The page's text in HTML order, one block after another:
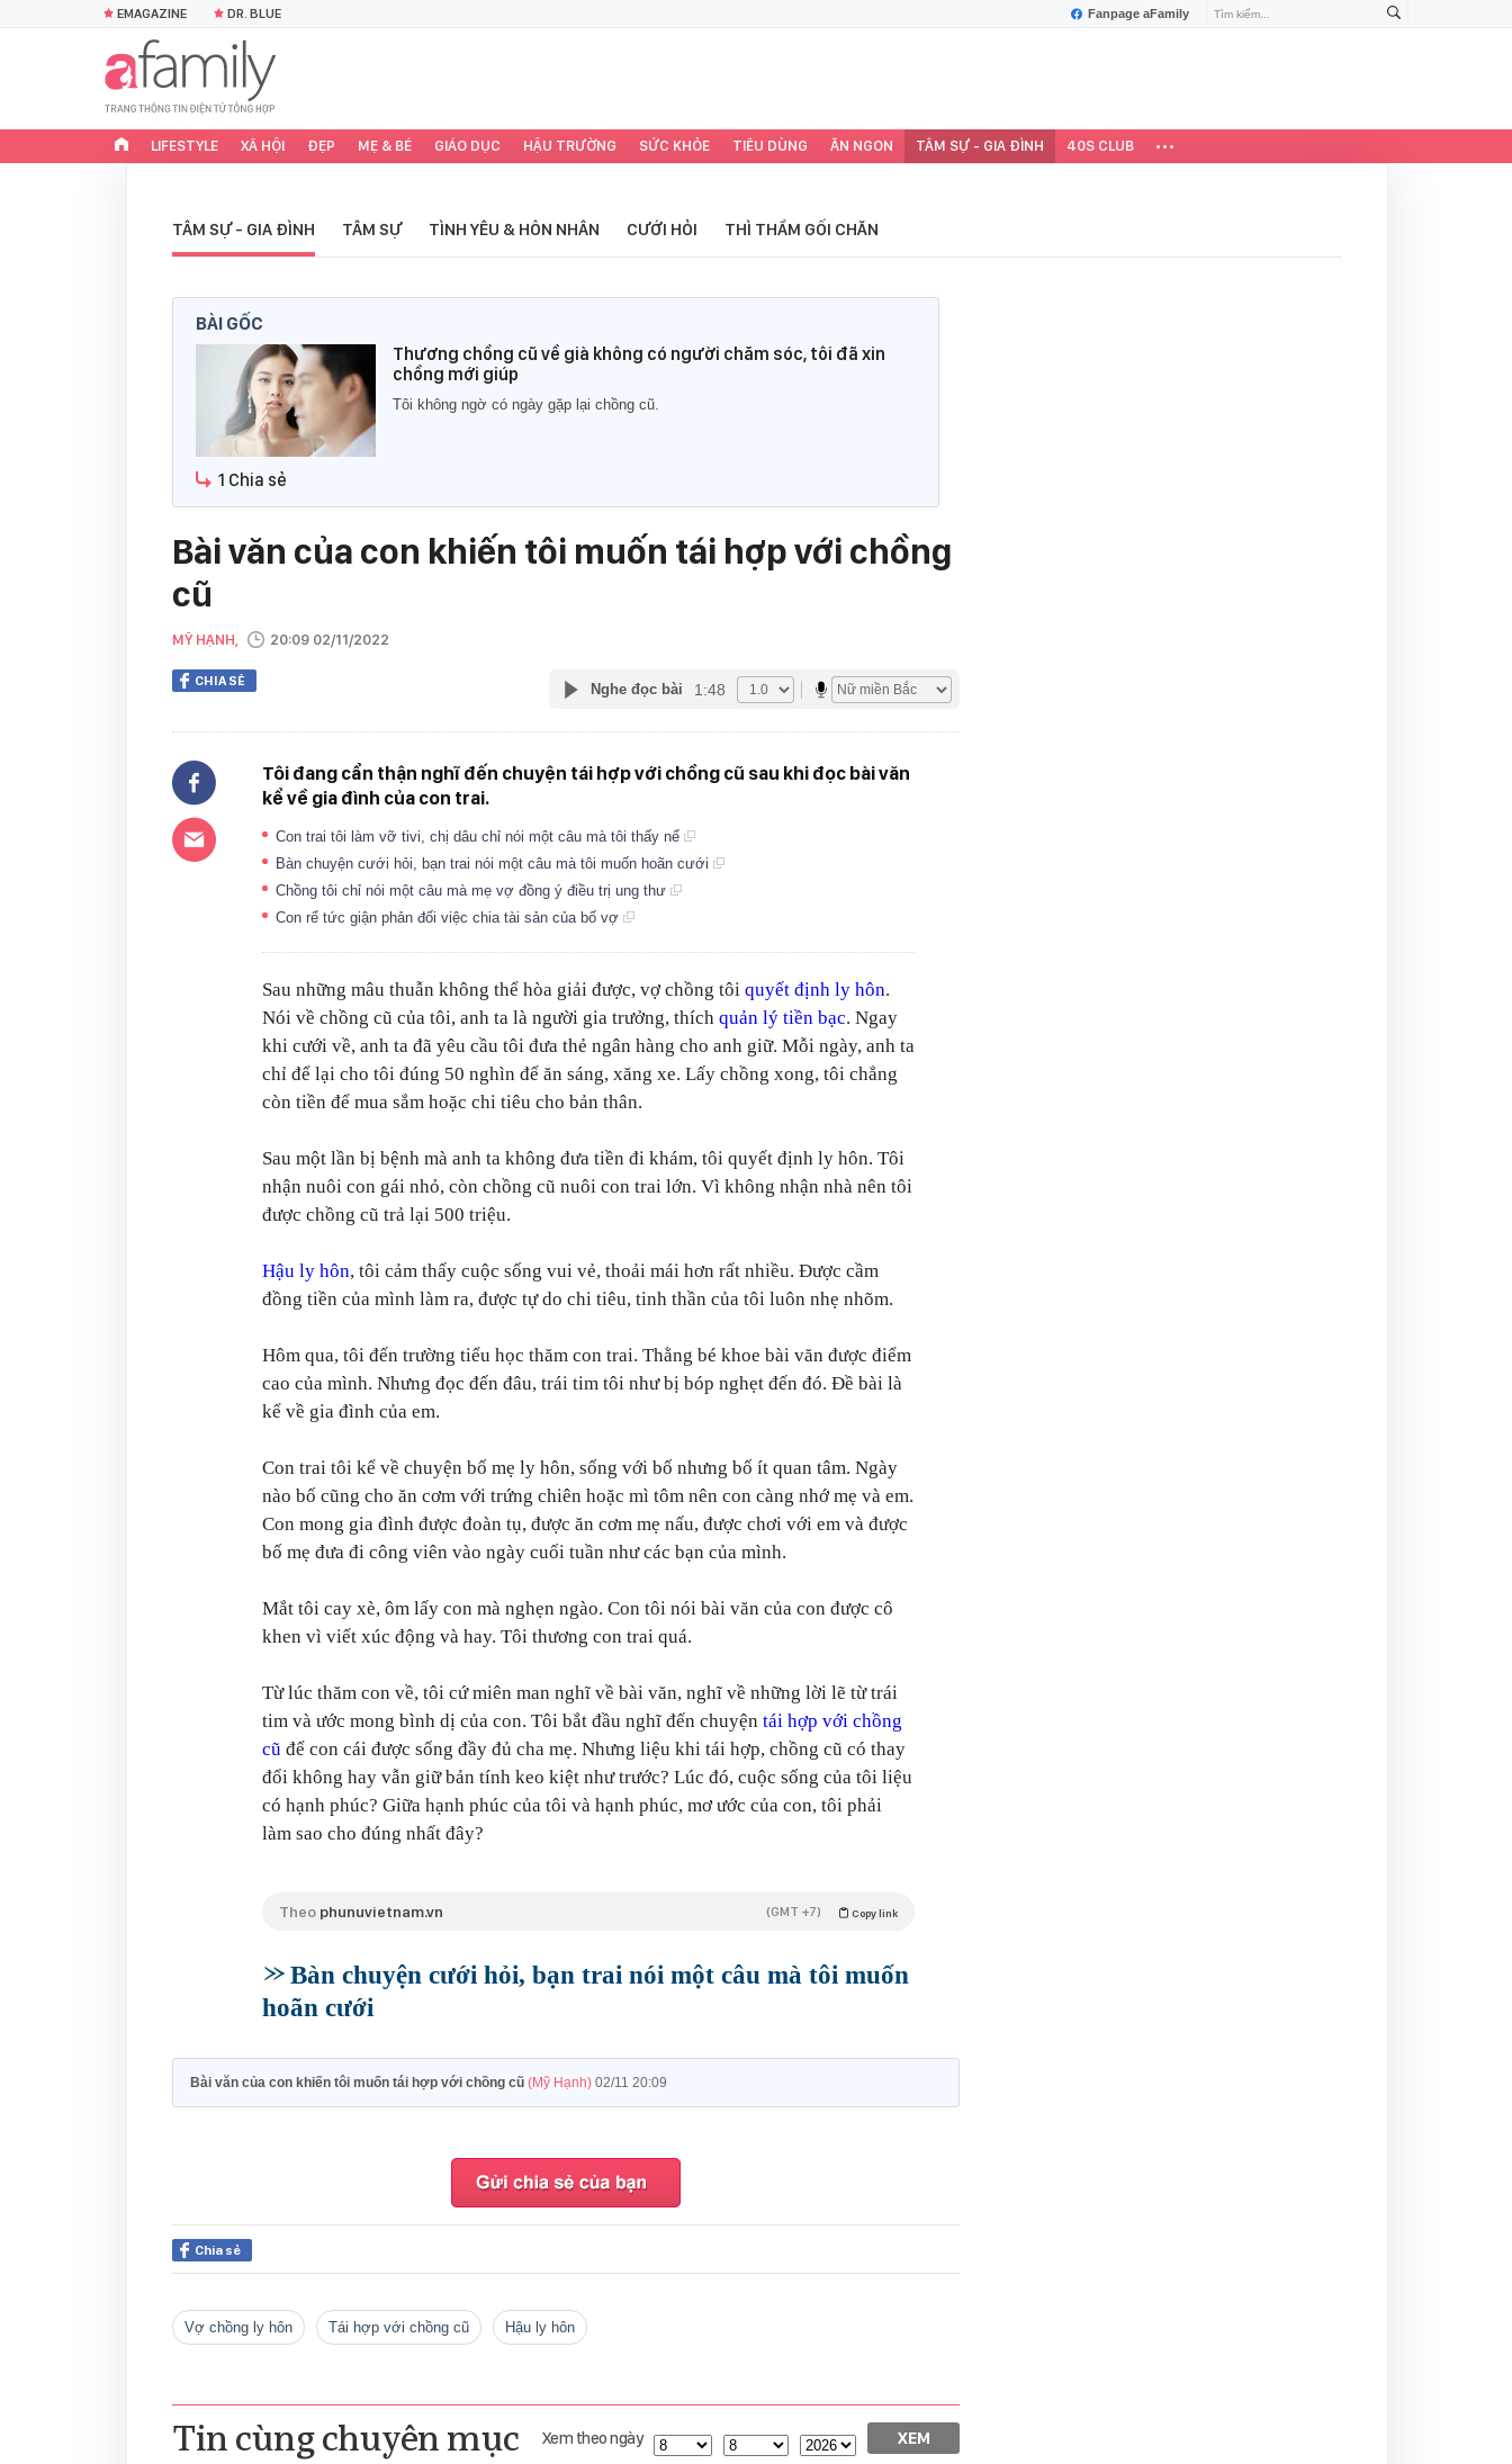
Fanpage aFamily
EMAGAZINE DR. BLUE
LIFESTYLE XÃ HỘI ĐẸP MẸ & BÉ GIÁO DỤC HẬU TRƯỜNG SỨC KHỎE TIÊU DÙNG ĂN NGON TÂM SỰ - GIA ĐÌNH 40S CLUB
TÂM SỰ - GIA ĐÌNH TÂM SỰ TÌNH YÊU & HÔN NHÂN CƯỚI HỎI THÌ THẦM GỐI CHĂN
BÀI GỐC
Thương chồng cũ về già không có người chăm sóc, tôi đã xin
chồng mới giúp
Tôi không ngờ có ngày gặp lại chồng cũ.
1 Chia sẻ
Bài văn của con khiến tôi muốn tái hợp với chồng
cũ
MỸ HẠNH, 20:09 02/11/2022
CHIA SẺ Nghe đọc bài 1:48
Tôi đang cẩn thận nghĩ đến chuyện tái hợp với chồng cũ sau khi đọc bài văn
kể về gia đình của con trai.
Con trai tôi làm vỡ tivi, chị dâu chỉ nói một câu mà tôi thấy nể
Bàn chuyện cưới hỏi, bạn trai nói một câu mà tôi muốn hoãn cưới
Chồng tôi chỉ nói một câu mà mẹ vợ đồng ý điều trị ung thư
Con rể tức giận phản đối việc chia tài sản của bố vợ
Sau những mâu thuẫn không thể hòa giải được, vợ chồng tôi quyết định ly hôn.
Nói về chồng cũ của tôi, anh ta là người gia trưởng, thích quản lý tiền bạc. Ngay
khi cưới về, anh ta đã yêu cầu tôi đưa thẻ ngân hàng cho anh giữ. Mỗi ngày, anh ta
chỉ để lại cho tôi đúng 50 nghìn để ăn sáng, xăng xe. Lấy chồng xong, tôi chẳng
còn tiền để mua sắm hoặc chi tiêu cho bản thân.
Sau một lần bị bệnh mà anh ta không đưa tiền đi khám, tôi quyết định ly hôn. Tôi
nhận nuôi con gái nhỏ, còn chồng cũ nuôi con trai lớn. Vì không nhận nhà nên tôi
được chồng cũ trả lại 500 triệu.
Hậu ly hôn, tôi cảm thấy cuộc sống vui vẻ, thoải mái hơn rất nhiều. Được cầm
đồng tiền của mình làm ra, được tự do chi tiêu, tinh thần của tôi luôn nhẹ nhõm.
Hôm qua, tôi đến trường tiểu học thăm con trai. Thằng bé khoe bài văn được điểm
cao của mình. Nhưng đọc đến đâu, trái tim tôi như bị bóp nghẹt đến đó. Đề bài là
kể về gia đình của em.
Con trai tôi kể về chuyện bố mẹ ly hôn, sống với bố nhưng bố ít quan tâm. Ngày
nào bố cũng cho ăn cơm với trứng chiên hoặc mì tôm nên con càng nhớ mẹ và em.
Con mong gia đình được đoàn tụ, được ăn cơm mẹ nấu, được chơi với em và được
bố mẹ đưa đi công viên vào ngày cuối tuần như các bạn của mình.
Mắt tôi cay xè, ôm lấy con mà nghẹn ngào. Con tôi nói bài văn của con được cô
khen vì viết xúc động và hay. Tôi thương con trai quá.
Từ lúc thăm con về, tôi cứ miên man nghĩ về bài văn, nghĩ về những lời lẽ từ trái
tim và ước mong bình dị của con. Tôi bắt đầu nghĩ đến chuyện tái hợp với chồng
cũ để con cái được sống đầy đủ cha mẹ. Nhưng liệu khi tái hợp, chồng cũ có thay
đổi không hay vẫn giữ bản tính keo kiệt như trước? Lúc đó, cuộc sống của tôi liệu
có hạnh phúc? Giữa hạnh phúc của tôi và hạnh phúc, mơ ước của con, tôi phải
làm sao cho đúng nhất đây?
Theo phunuvietnam.vn Copy link
(GMT +7)
Bàn chuyện cưới hỏi, bạn trai nói một câu mà tôi muốn
hoãn cưới
Bài văn của con khiến tôi muốn tái hợp với chồng cũ (Mỹ Hạnh) 02/11 20:09
Chia sẻ
vợ chồng ly hôn tái hợp với chồng cũ hậu ly hôn
Tin cùng chuyên mục Xem theo ngày XEM